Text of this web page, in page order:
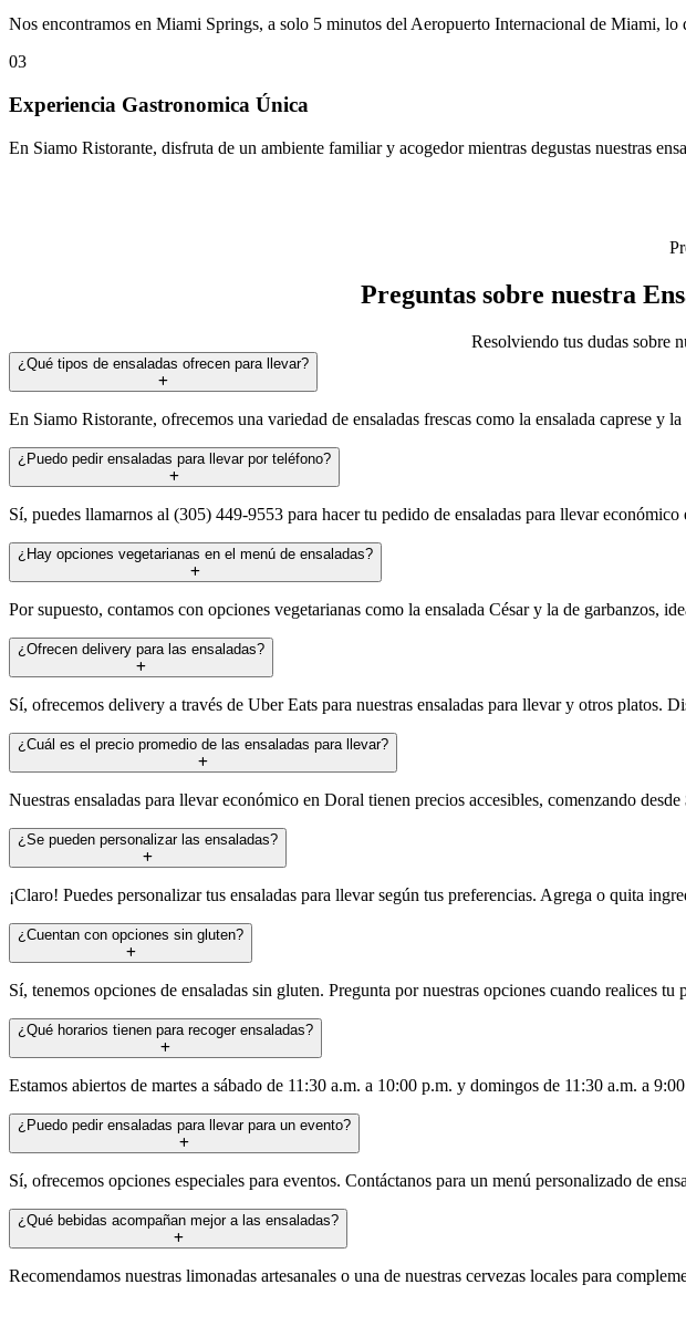
Nos encontramos en Miami Springs, a solo 5 minutos del Aeropuerto Internacional de Miami,
03
Experiencia Gastronomica Única
En Siamo Ristorante, disfruta de un ambiente familiar y acogedor mientras degustas nuestras
Preguntas sobre nuestra
Resolviendo tus dudas sobre
¿Qué tipos de ensaladas ofrecen para llevar?
En Siamo Ristorante, ofrecemos una variedad de ensaladas frescas como la ensalada caprese y
¿Puedo pedir ensaladas para llevar por teléfono?
Sí, puedes llamarnos al (305) 449-9553 para hacer tu pedido de ensaladas para llevar
¿Hay opciones vegetarianas en el menú de ensaladas?
Por supuesto, contamos con opciones vegetarianas como la ensalada César y la de garbanzos,
¿Ofrecen delivery para las ensaladas?
Sí, ofrecemos delivery a través de Uber Eats para nuestras ensaladas para llevar y otros platos.
¿Cuál es el precio promedio de las ensaladas para llevar?
Nuestras ensaladas para llevar económico en Doral tienen precios accesibles, comenzando
¿Se pueden personalizar las ensaladas?
¡Claro! Puedes personalizar tus ensaladas para llevar según tus preferencias. Agrega o quita
¿Cuentan con opciones sin gluten?
Sí, tenemos opciones de ensaladas sin gluten. Pregunta por nuestras opciones cuando realices
¿Qué horarios tienen para recoger ensaladas?
Estamos abiertos de martes a sábado de 11:30 a.m. a 10:00 p.m. y domingos de 11:30 a.m. a
¿Puedo pedir ensaladas para llevar para un evento?
Sí, ofrecemos opciones especiales para eventos. Contáctanos para un menú personalizado de
¿Qué bebidas acompañan mejor a las ensaladas?
Recomendamos nuestras limonadas artesanales o una de nuestras cervezas locales para